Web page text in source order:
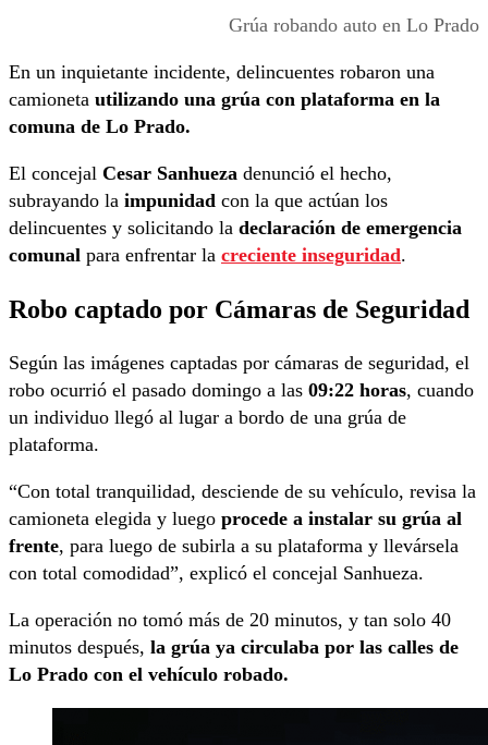
Grúa robando auto en Lo Prado
En un inquietante incidente, delincuentes robaron una
camioneta utilizando una grúa con plataforma en la
comuna de Lo Prado.
El concejal Cesar Sanhueza denunció el hecho,
subrayando la impunidad con la que actúan los
delincuentes y solicitando la declaración de emergencia
comunal para enfrentar la creciente inseguridad.
Robo captado por Cámaras de Seguridad
Según las imágenes captadas por cámaras de seguridad, el
robo ocurrió el pasado domingo a las 09:22 horas, cuando
un individuo llegó al lugar a bordo de una grúa de
plataforma.
“Con total tranquilidad, desciende de su vehículo, revisa la
camioneta elegida y luego procede a instalar su grúa al
frente, para luego de subirla a su plataforma y llevársela
con total comodidad”, explicó el concejal Sanhueza.
La operación no tomó más de 20 minutos, y tan solo 40
minutos después, la grúa ya circulaba por las calles de
Lo Prado con el vehículo robado.